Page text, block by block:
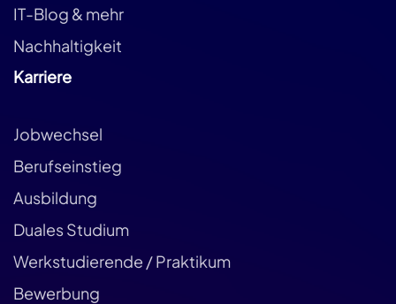
IT-Blog & mehr
Nachhaltigkeit
Karriere
Jobwechsel
Berufseinstieg
Ausbildung
Duales Studium
Werkstudierende / Praktikum
Bewerbung